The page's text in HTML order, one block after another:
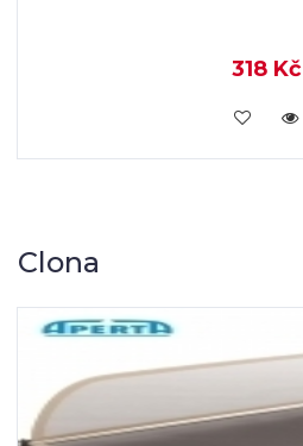
318 Kč
KOUPIT
Clona